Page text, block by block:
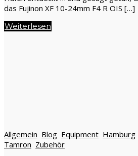
das Fujinon XF 10-24mm F4 R OIS […]
Weiterlesen
Allgemein Blog Equipment Hamburg
Tamron Zubehör